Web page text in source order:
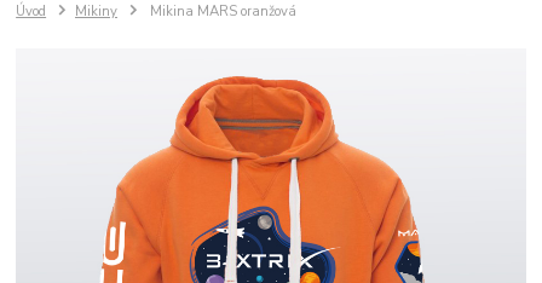
Úvod Mikiny Mikina MARS oranžová